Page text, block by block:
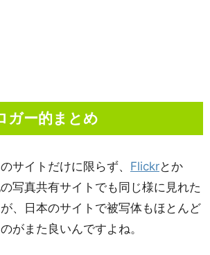
ガー的まとめ
サイトだけに限らず、 Flickrとか
写真共有サイトでも同じ様に見れた
、日本のサイトで被写体もほとんど
がまた良いんですよね。